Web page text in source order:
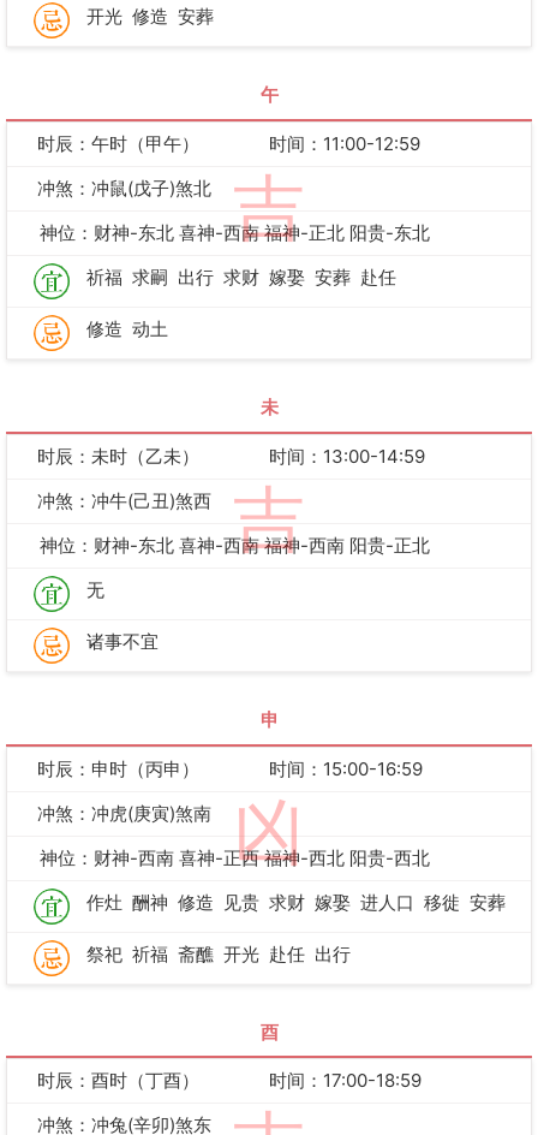
开光 修造 安葬
午
吉
时辰：午时（甲午）
时间：11:00-12:59
冲煞：冲鼠(戊子)煞北
神位：财神-东北 喜神-西南 福神-正北 阳贵-东北
祈福 求嗣 出行 求财 嫁娶 安葬 赴任
修造 动土
未
吉
时辰：未时（乙未）
时间：13:00-14:59
冲煞：冲牛(己丑)煞西
神位：财神-东北 喜神-西南 福神-西南 阳贵-正北
无
诸事不宜
申
凶
时辰：申时（丙申）
时间：15:00-16:59
冲煞：冲虎(庚寅)煞南
神位：财神-西南 喜神-正西 福神-西北 阳贵-西北
作灶 酬神 修造 见贵 求财 嫁娶 进人口 移徙 安葬
祭祀 祈福 斋醮 开光 赴任 出行
酉
时辰：酉时（丁酉）
时间：17:00-18:59
冲煞：冲兔(辛卯)煞东